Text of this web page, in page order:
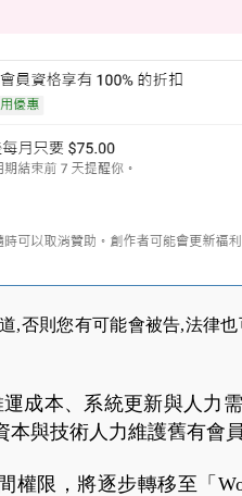
,否則您有可能會被告,法律
成本、系統更新與人力
與技術人力維護舊有會員
權限，將逐步轉移至「